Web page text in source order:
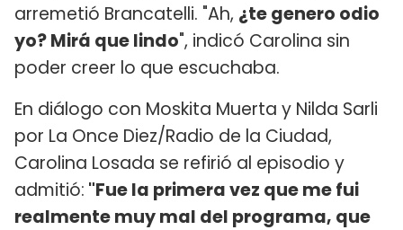
arremetió Brancatelli. "Ah, ¿te genero odio
yo? Mirá que lindo", indicó Carolina sin
poder creer lo que escuchaba.
En diálogo con Moskita Muerta y Nilda Sarli
por La Once Diez/Radio de la Ciudad,
Carolina Losada se refirió al episodio y
admitió: "Fue la primera vez que me fui
realmente muy mal del programa, que